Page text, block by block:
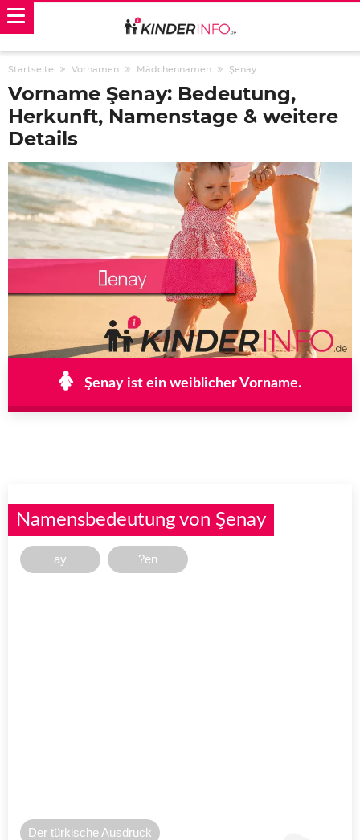
Startseite Vornamen Mädchennamen Şenay
Vorname Şenay: Bedeutung,
Herkunft, Namenstage & weitere
Details
Şenay ist ein weiblicher Vorname.
Namensbedeutung von Şenay
ay ?en
Der türkische Ausdruck